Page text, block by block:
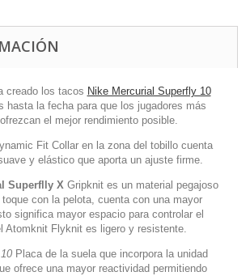
creado los tacos Nike Mercurial Superfly 10
hasta la fecha para que los jugadores más
el mejor rendimiento posible.
Fit Collar en la zona del tobillo cuenta
y elástico que aporta un ajuste firme.
Superflly XGripknit es un material pegajoso
con la pelota, cuenta con una mayor
significa mayor espacio para controlar el
Atomknit Flyknit es ligero y resistente.
Placa de la suela que incorpora la unidad
ofrece una mayor reactividad permitiendo